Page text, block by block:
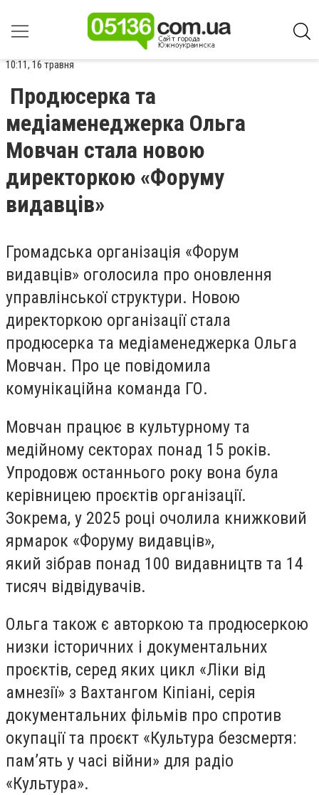
10:11, 16 травня
Продюсерка та
медіаменеджерка Ольга
Мовчан стала новою
директоркою «Форуму
видавців»
Громадська організація «Форум
видавців» оголосила про оновлення
управлінської структури. Новою
директоркою організації стала
продюсерка та медіаменеджерка Ольга
Мовчан. Про це повідомила
комунікаційна команда ГО.
Мовчан працює в культурному та
медійному секторах понад 15 років.
Упродовж останнього року вона була
керівницею проєктів організації.
Зокрема, у 2025 році очолила книжковий
ярмарок «Форуму видавців»,
який зібрав понад 100 видавництв та 14
тисяч відвідувачів.
Ольга також є авторкою та продюсеркою
низки історичних і документальних
проєктів, серед яких цикл «Ліки від
амнезії» з Вахтангом Кіпіані, серія
документальних фільмів про спротив
окупації та проєкт «Культура безсмертя:
пам’ять у часі війни» для радіо
«Культура».